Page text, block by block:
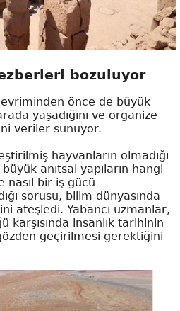
bozuluyor
önce de büyük
yaşadığını ve organize
veriler sunuyor.
hayvanların olmadığı
anıtsal yapıların hangi
nasıl bir iş gücü
sorusu, bilim dünyasında
ateşledi. Yabancı uzmanlar,
karşısında insanlık tarihinin
geçirilmesi gerektiğini